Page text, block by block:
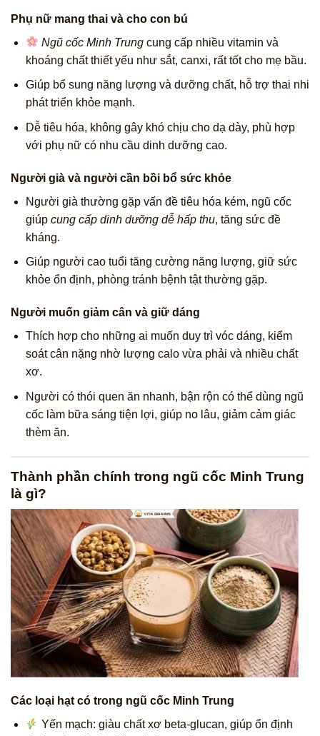
Phụ nữ mang thai và cho con bú
Ngũ cốc Minh Trung cung cấp nhiều vitamin và
khoáng chất thiết yếu như sắt, canxi, rất tốt cho mẹ bầu.
Giúp bổ sung năng lượng và dưỡng chất, hỗ trợ thai nhi
phát triển khỏe mạnh.
Dễ tiêu hóa, không gây khó chịu cho dạ dày, phù hợp
với phụ nữ có nhu cầu dinh dưỡng cao.
Người già và người cần bồi bổ sức khỏe
Người già thường gặp vấn đề tiêu hóa kém, ngũ cốc
giúp cung cấp dinh dưỡng dễ hấp thu, tăng sức đề
kháng.
Giúp người cao tuổi tăng cường năng lượng, giữ sức
khỏe ổn định, phòng tránh bệnh tật thường gặp.
Người muốn giảm cân và giữ dáng
Thích hợp cho những ai muốn duy trì vóc dáng, kiểm
soát cân nặng nhờ lượng calo vừa phải và nhiều chất
xơ.
Người có thói quen ăn nhanh, bận rộn có thể dùng ngũ
cốc làm bữa sáng tiện lợi, giúp no lâu, giảm cảm giác
thèm ăn.
Thành phần chính trong ngũ cốc Minh Trung
là gì?
Các loại hạt có trong ngũ cốc Minh Trung
Yến mạch: giàu chất xơ beta-glucan, giúp ổn định